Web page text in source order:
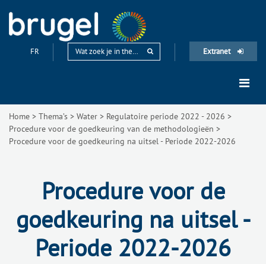
FR Extranet
Home > Thema’s > Water > Regulatoire periode 2022 - 2026 >
Procedure voor de goedkeuring van de methodologieën >
Procedure voor de goedkeuring na uitsel - Periode 2022-2026
Procedure voor de
goedkeuring na uitsel -
Periode 2022-2026